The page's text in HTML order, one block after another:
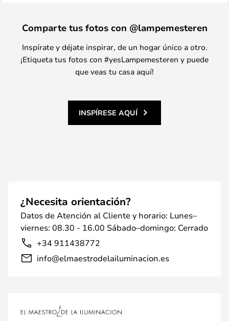
Comparte tus fotos con @lampemesteren
Inspírate y déjate inspirar, de un hogar único a otro.
¡Etiqueta tus fotos con #yesLampemesteren y puede
que veas tu casa aquí!
INSPÍRESE AQUÍ
¿Necesita orientación?
Datos de Atención al Cliente y horario: Lunes–
viernes: 08.30 - 16.00 Sábado–domingo: Cerrado
+34 911438772
info@elmaestrodelailuminacion.es